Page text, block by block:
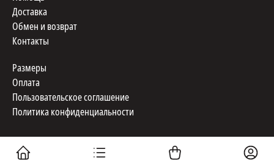
Доставка
Обмен и возврат
Контакты
Размеры
Оплата
Пользовательское соглашение
Политика конфиденциальности